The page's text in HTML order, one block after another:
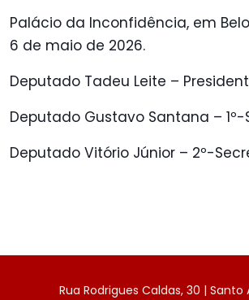
Palácio da Inconfidência, em
6 de maio de 2026.
Deputado Tadeu Leite –
Deputado Gustavo Santana –
Deputado Vitório Júnior – 2º-
Rua Rodrigues Caldas, 30 | Santo